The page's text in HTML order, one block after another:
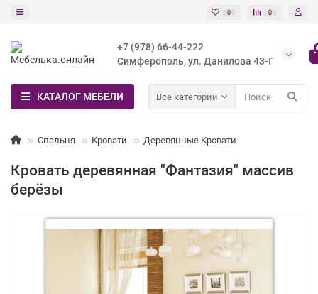
0 0
+7 (978) 66-44-222
Симферополь, ул. Данилова 43-Г
КАТАЛОГ МЕБЕЛИ Все категории
Спальня Кровати Деревянные Кровати
Кровать деревянная "Фантазия" массив
берёзы